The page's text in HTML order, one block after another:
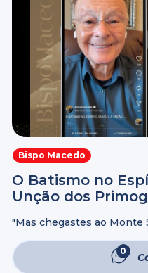
Bispo Macedo
O Batismo no
Unção dos
"Mas chegastes ao Monte
universal assembleia e
estão inscritos ...
0